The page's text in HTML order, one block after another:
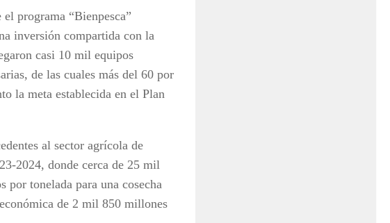
programa “Bienpesca”
inversión compartida con la
casi 10 mil equipos
de las cuales más del 60 por
la meta establecida en el Plan
al sector agrícola de
2024, donde cerca de 25 mil
por tonelada para una cosecha
de 2 mil 850 millones